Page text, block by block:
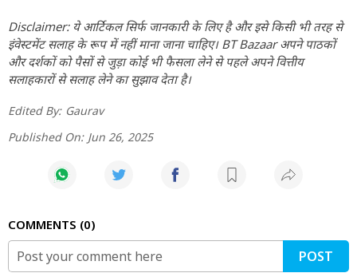
Disclaimer: ये आर्टिकल सिर्फ जानकारी के लिए है और इसे किसी भी तरह से
इंवेस्टमेंट सलाह के रूप में नहीं माना जाना चाहिए। BT Bazaar अपने पाठकों
और दर्शकों को पैसों से जुड़ा कोई भी फैसला लेने से पहले अपने वित्तीय
सलाहकारों से सलाह लेने का सुझाव देता है।
Edited By: Gaurav
Published On: Jun 26, 2025
COMMENTS 0
POST